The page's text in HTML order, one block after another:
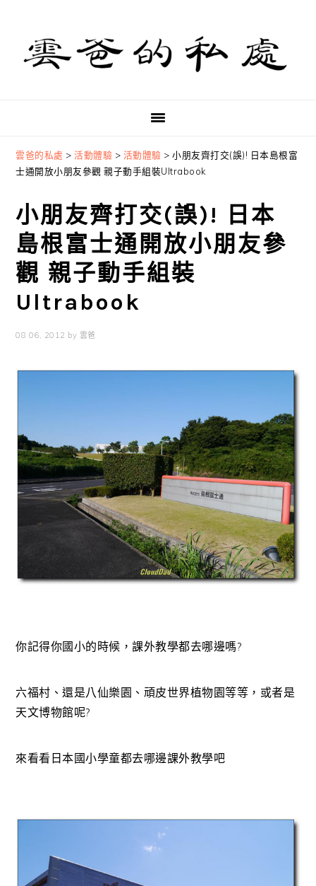
primary
navigation
content
primary
sidebar
雲爸的私處 >活動體驗 > 活動體驗 >小朋友齊打交(誤)! 日本島根富
士通開放小朋友參觀 親子動手組裝Ultrabook
小朋友齊打交(誤)! 日本
島根富士通開放小朋友參
觀 親子動手組裝
Ultrabook
08 06, 2012 by 雲爸
你記得你國小的時候，課外教學都去哪邊嗎?
六福村、還是八仙樂園、頑皮世界植物園等等，或者是
天文博物館呢?
來看看日本國小學童都去哪邊課外教學吧